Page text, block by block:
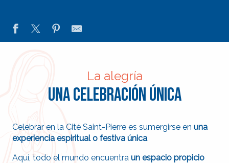
La alegría
Una celebración única
Celebrar en la Cité Saint-Pierre es sumergirse en una
experiencia espiritual o festiva única.
Aquí, todo el mundo encuentra un espacio propicio